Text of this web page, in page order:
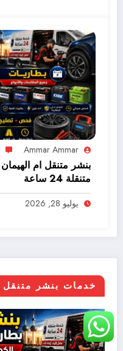
Ammar Ammar
متنقلة 24 ساعة
يوليو 28, 2026
خدمات بنشر متنقل